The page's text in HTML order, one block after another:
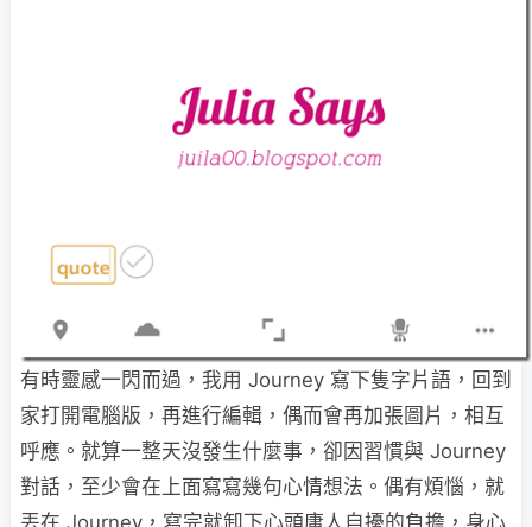
有時靈感一閃而過，我用 Journey 寫下隻字片語，回到
家打開電腦版，再進行編輯，偶而會再加張圖片，相互
呼應。就算一整天沒發生什麼事，卻因習慣與 Journey
對話，至少會在上面寫寫幾句心情想法。偶有煩惱，就
丟在 Journey，寫完就卸下心頭庸人自擾的負擔，身心